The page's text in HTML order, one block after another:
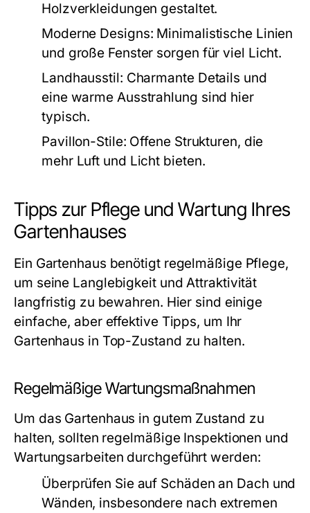
Holzverkleidungen gestaltet.
Moderne Designs: Minimalistische Linien
und große Fenster sorgen für viel Licht.
Landhausstil: Charmante Details und
eine warme Ausstrahlung sind hier
typisch.
Pavillon-Stile: Offene Strukturen, die
mehr Luft und Licht bieten.
Tipps zur Pflege und Wartung Ihres
Gartenhauses
Ein Gartenhaus benötigt regelmäßige Pflege,
um seine Langlebigkeit und Attraktivität
langfristig zu bewahren. Hier sind einige
einfache, aber effektive Tipps, um Ihr
Gartenhaus in Top-Zustand zu halten.
Regelmäßige Wartungsmaßnahmen
Um das Gartenhaus in gutem Zustand zu
halten, sollten regelmäßige Inspektionen und
Wartungsarbeiten durchgeführt werden:
Überprüfen Sie auf Schäden an Dach und
Wänden, insbesondere nach extremen